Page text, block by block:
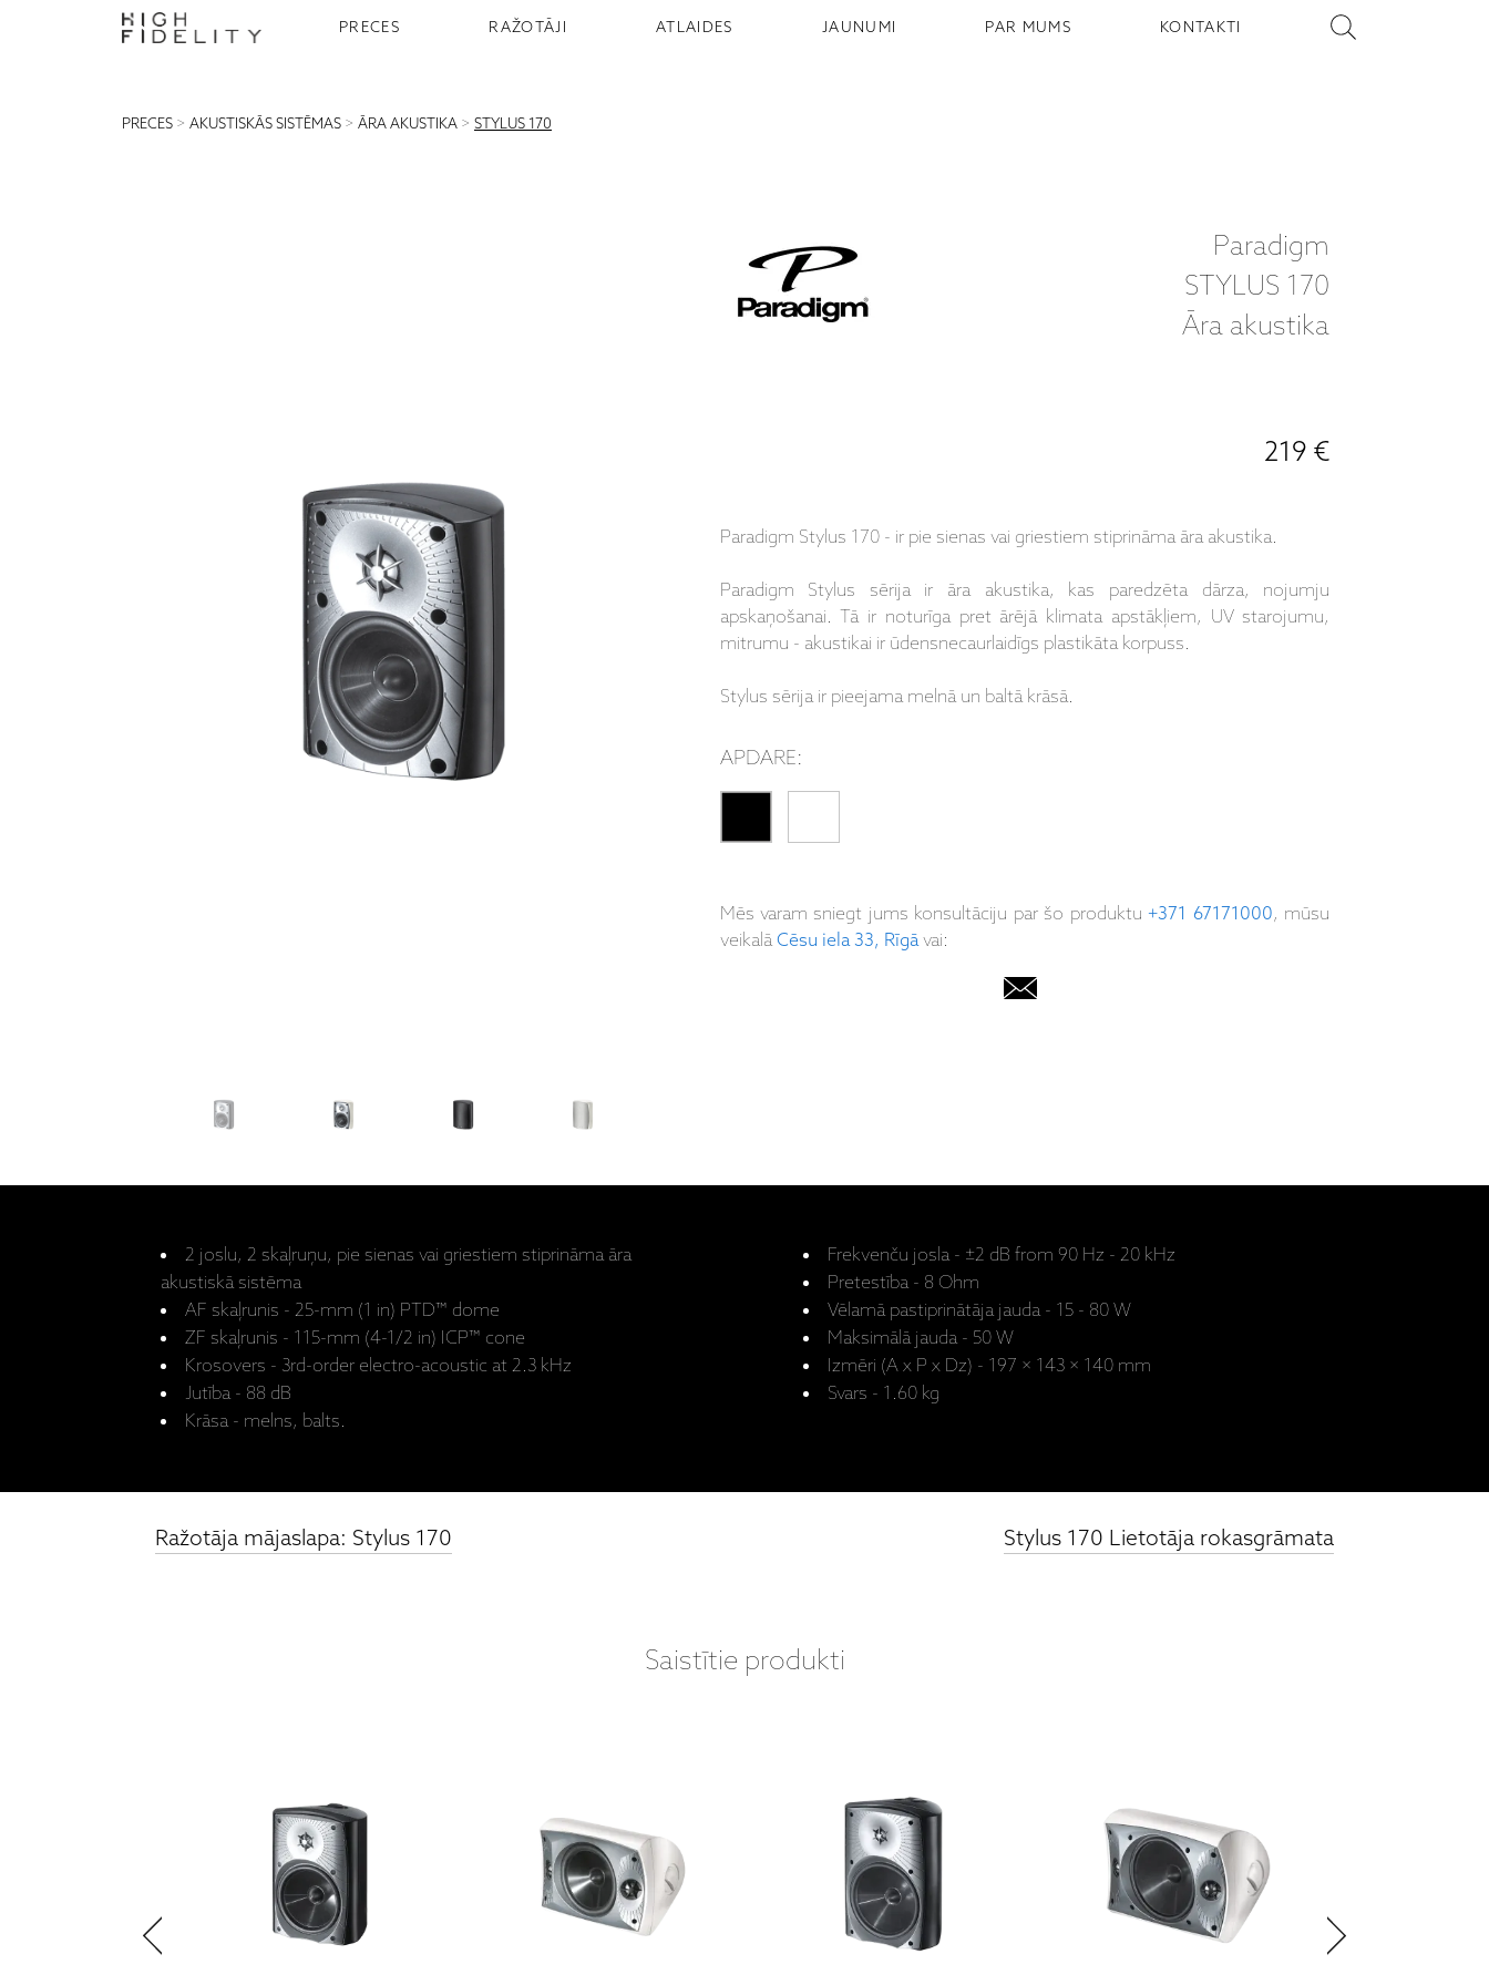
PRECES RAŽOTĀJI ATLAIDES JAUNUMI PAR MUMS KONTAKTI
PRECES > AKUSTISKĀS SISTĒMAS > ĀRA AKUSTIKA > STYLUS 170
Paradigm
STYLUS 170
Āra akustika
219 €
Paradigm Stylus 170 - ir pie sienas vai griestiem stiprināma āra akustika.
Paradigm Stylus sērija ir āra akustika, kas paredzēta dārza, nojumju
apskaņošanai. Tā ir noturīga pret ārējā klimata apstākļiem, UV starojumu,
mitrumu - akustikai ir ūdensnecaurlaidīgs plastikāta korpuss.
Stylus sērija ir pieejama melnā un baltā krāsā.
APDARE:
Mēs varam sniegt jums konsultāciju par šo produktu+371 67171000, mūsu
veikalāCēsu iela 33, Rīgāvai:
2 joslu, 2 skaļruņu, pie sienas vai griestiem stiprināma āra
akustiskā sistēma
AF skaļrunis - 25-mm (1 in) PTD™ dome
ZF skaļrunis - 115-mm (4-1/2 in) ICP™ cone
Krosovers - 3rd-order electro-acoustic at 2.3 kHz
Jutība - 88 dB
Krāsa - melns, balts.
Frekvenču josla - ±2 dB from 90 Hz - 20 kHz
Pretestība - 8 Ohm
Vēlamā pastiprinātāja jauda - 15 - 80 W
Maksimālā jauda - 50 W
Izmēri (A x P x Dz) - 197 × 143 × 140 mm
Svars - 1.60 kg
Ražotāja mājaslapa: Stylus 170 Stylus 170 Lietotāja rokasgrāmata
Saistītie produkti